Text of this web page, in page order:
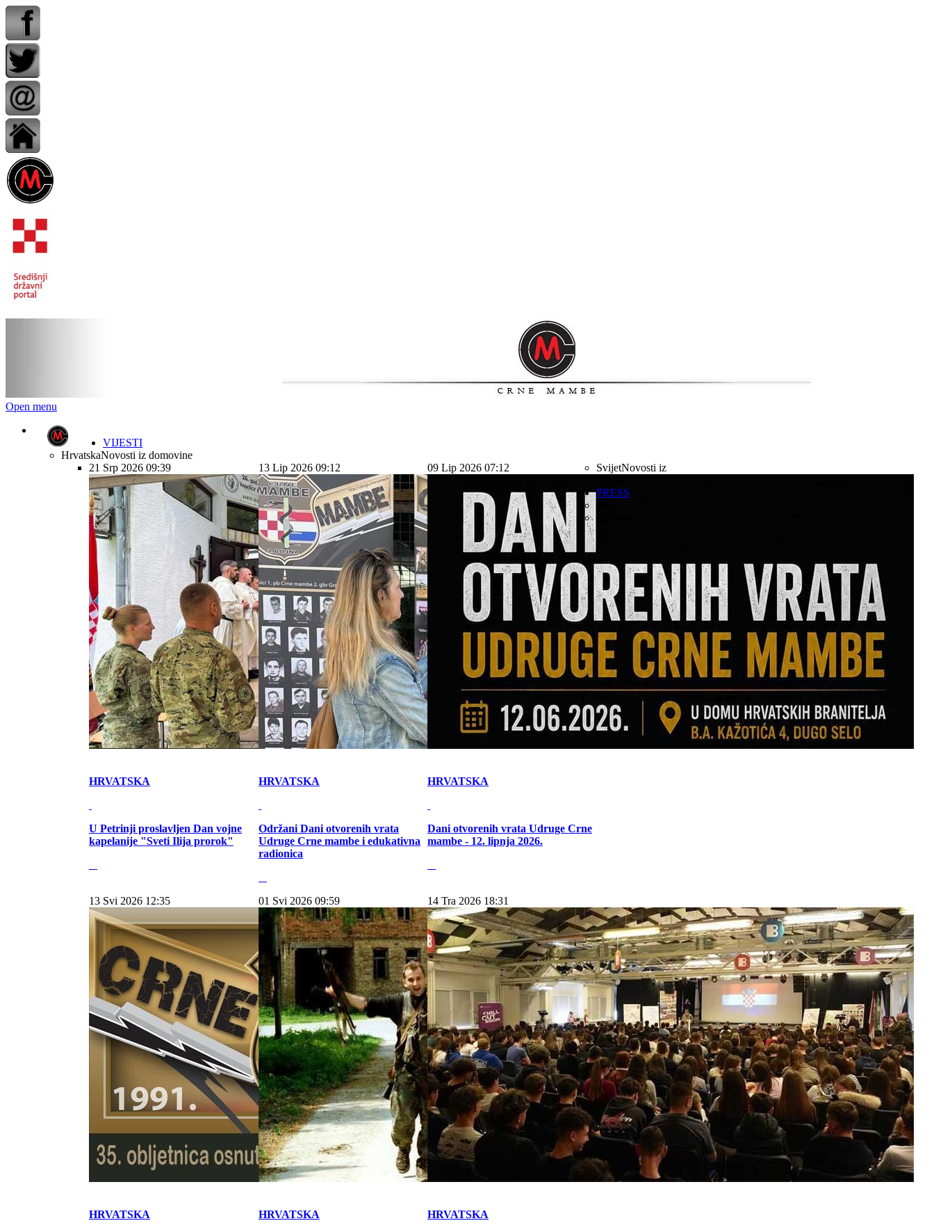
Open menu
VIJESTI
HrvatskaNovosti iz domovine
21 Srp 2026 09:39
HRVATSKA
U Petrinji proslavljen Dan vojne
kapelanije "Sveti Ilija prorok"
13 Lip 2026 09:12
HRVATSKA
Održani Dani otvorenih vrata
Udruge Crne mambe i edukativna
radionica
09 Lip 2026 07:12
HRVATSKA
Dani otvorenih vrata Udruge Crne
mambe - 12. lipnja 2026.
13 Svi 2026 12:35
HRVATSKA
01 Svi 2026 09:59
HRVATSKA
14 Tra 2026 18:31
HRVATSKA
SvijetNovosti iz
PRESS